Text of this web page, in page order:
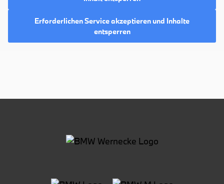
Erforderlichen Service akzeptieren und Inhalte
entsperren